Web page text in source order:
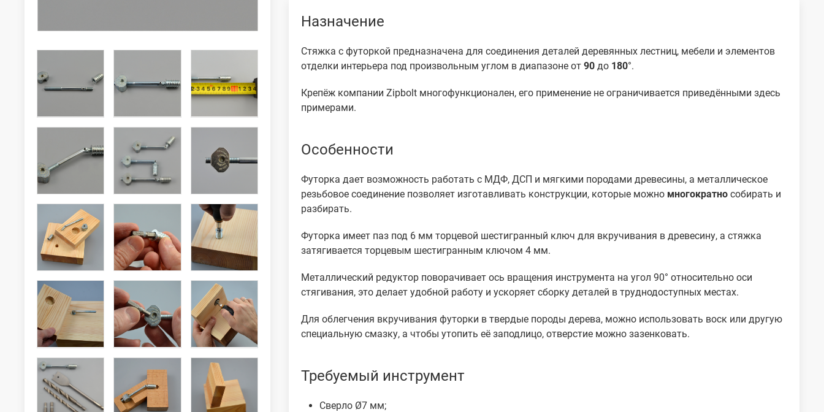
Назначение
Стяжка с футоркой предназначена для соединения деталей деревянных лестниц, мебели и элементов
отделки интерьера под произвольным углом в диапазоне от90 до 180°.
Крепёж компании Zipbolt многофункционален, его применение не ограничивается приведёнными здесь
примерами.
Особенности
Футорка дает возможность работать с МДФ, ДСП и мягкими породами древесины, а металлическое
резьбовое соединение позволяет изготавливать конструкции, которые можно многократно собирать и
разбирать.
Футорка имеет паз под 6 мм торцевой шестигранный ключ для вкручивания в древесину, а стяжка
затягивается торцевым шестигранным ключом 4 мм.
Металлический редуктор поворачивает ось вращения инструмента на угол 90° относительно оси
стягивания, это делает удобной работу и ускоряет сборку деталей в труднодоступных местах.
Для облегчения вкручивания футорки в твердые породы дерева, можно использовать воск или другую
специальную смазку, а чтобы утопить её заподлицо, отверстие можно зазенковать.
Требуемый инструмент
Сверло Ø7 мм;